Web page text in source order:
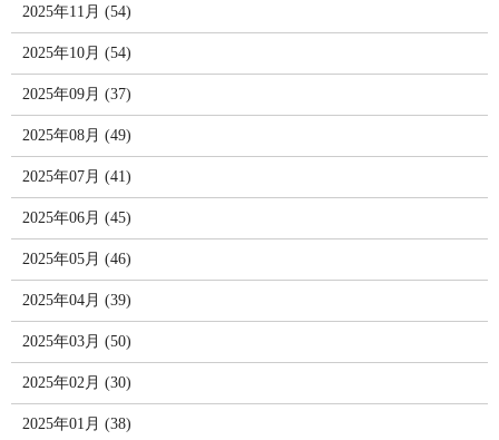
2025年11月 (54)
2025年10月 (54)
2025年09月 (37)
2025年08月 (49)
2025年07月 (41)
2025年06月 (45)
2025年05月 (46)
2025年04月 (39)
2025年03月 (50)
2025年02月 (30)
2025年01月 (38)